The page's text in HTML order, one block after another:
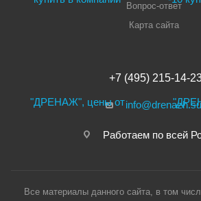
Вопрос-ответ
Карта сайта
+7 (495) 215-14-
info@drenazh.su
Работаем по всей
Все материалы данного сайта, в том